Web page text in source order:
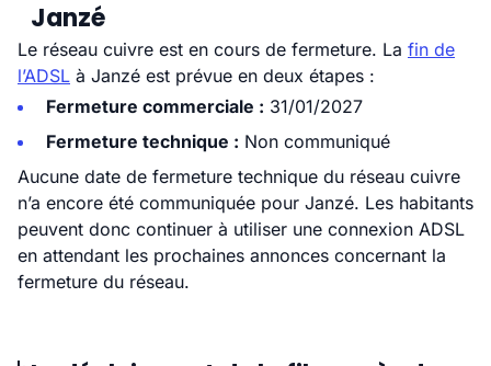
Janzé
Le réseau cuivre est en cours de fermeture. La fin de
l’ADSL à Janzé est prévue en deux étapes :
Fermeture commerciale : 31/01/2027
Fermeture technique : Non communiqué
Aucune date de fermeture technique du réseau cuivre
n’a encore été communiquée pour Janzé. Les habitants
peuvent donc continuer à utiliser une connexion ADSL
en attendant les prochaines annonces concernant la
fermeture du réseau.